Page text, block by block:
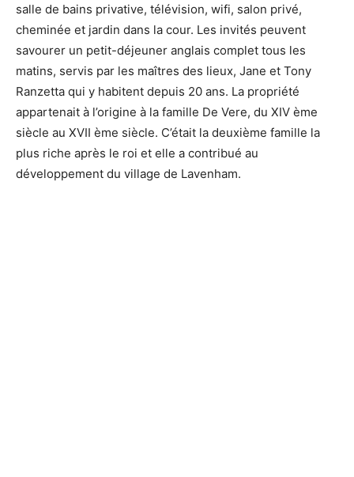
salle de bains privative, télévision, wifi, salon privé,
cheminée et jardin dans la cour. Les invités peuvent
savourer un petit-déjeuner anglais complet tous les
matins, servis par les maîtres des lieux, Jane et Tony
Ranzetta qui y habitent depuis 20 ans. La propriété
appartenait à l’origine à la famille De Vere, du XIV ème
siècle au XVII ème siècle. C’était la deuxième famille la
plus riche après le roi et elle a contribué au
développement du village de Lavenham.